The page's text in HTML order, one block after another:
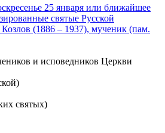
25 января или ближайшее
святые Русской
(1886 – 1937), мученик (пам.
и исповедников Церкви
святых)